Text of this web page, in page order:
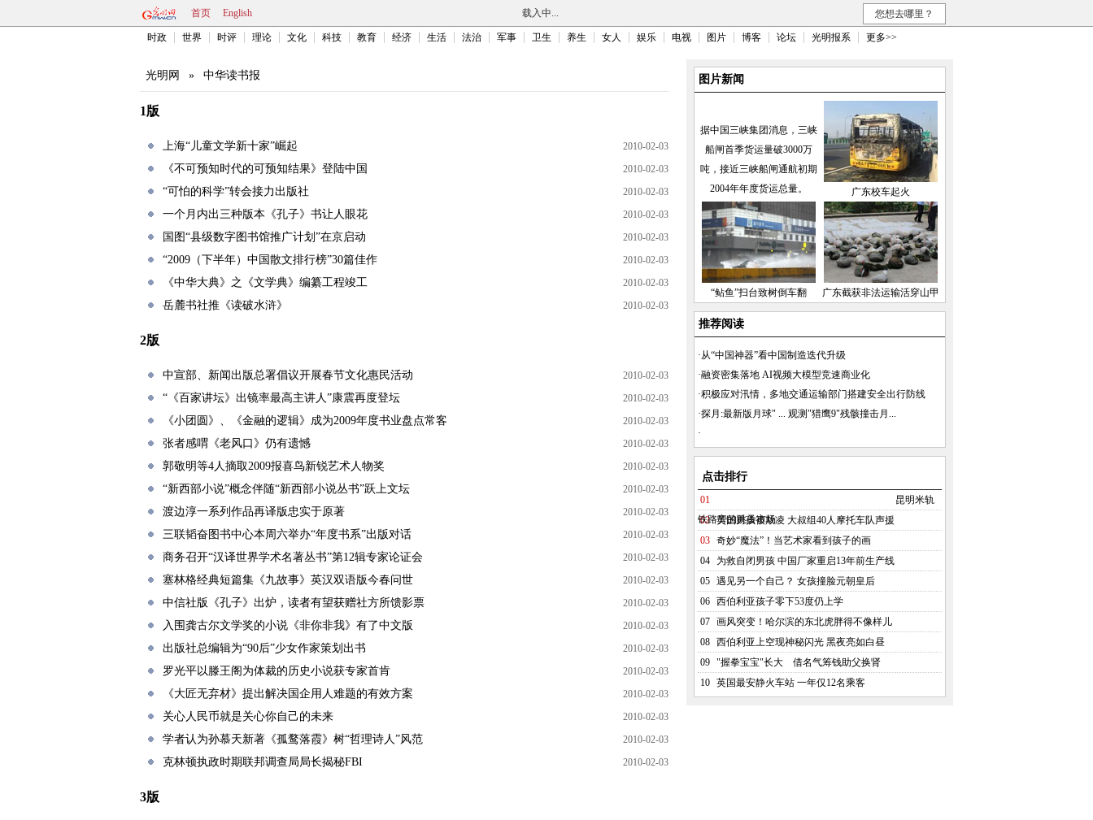
首页 English 载入中... 您想去哪里？
时政 世界 时评 理论 文化 科技 教育 经济 生活 法治 军事 卫生 养生 女人 娱乐 电视 图片 博客 论坛 光明报系 更多>>
光明网 » 中华读书报
1版
上海“儿童文学新十家”崛起 2010-02-03
《不可预知时代的可预知结果》登陆中国 2010-02-03
“可怕的科学”转会接力出版社 2010-02-03
一个月内出三种版本《孔子》书让人眼花 2010-02-03
国图“县级数字图书馆推广计划”在京启动 2010-02-03
“2009（下半年）中国散文排行榜”30篇佳作 2010-02-03
《中华大典》之《文学典》编纂工程竣工 2010-02-03
岳麓书社推《读破水浒》 2010-02-03
2版
中宣部、新闻出版总署倡议开展春节文化惠民活动 2010-02-03
“《百家讲坛》出镜率最高主讲人”康震再度登坛 2010-02-03
《小团圆》、《金融的逻辑》成为2009年度书业盘点常客 2010-02-03
张者感喟《老风口》仍有遗憾 2010-02-03
郭敬明等4人摘取2009报喜鸟新锐艺术人物奖 2010-02-03
“新西部小说”概念伴随“新西部小说丛书”跃上文坛 2010-02-03
渡边淳一系列作品再译版忠实于原著 2010-02-03
三联韬奋图书中心本周六举办“年度书系”出版对话 2010-02-03
商务召开“汉译世界学术名著丛书”第12辑专家论证会 2010-02-03
塞林格经典短篇集《九故事》英汉双语版今春问世 2010-02-03
中信社版《孔子》出炉，读者有望获赠社方所馈影票 2010-02-03
入围龚古尔文学奖的小说《非你非我》有了中文版 2010-02-03
出版社总编辑为“90后”少女作家策划出书 2010-02-03
罗光平以滕王阁为体裁的历史小说获专家首肯 2010-02-03
《大匠无弃材》提出解决国企用人难题的有效方案 2010-02-03
关心人民币就是关心你自己的未来 2010-02-03
学者认为孙慕天新著《孤鹜落霞》树“哲理诗人”风范 2010-02-03
克林顿执政时期联邦调查局局长揭秘FBI 2010-02-03
3版
图片新闻
据中国三峡集团消息，三峡
船闸首季货运量破3000万
吨，接近三峡船闸通航初期
2004年年度货运总量。
广东校车起火
“鲇鱼”扫台致树倒车翻 广东截获非法运输活穿山甲
推荐阅读
·从“中国神器”看中国制造迭代升级
·融资密集落地 AI视频大模型竞速商业化
·积极应对汛情，多地交通运输部门搭建安全出行防线
·探月:最新版月球" ... 观测"猎鹰9"残骸撞击月...
·
点击排行
01
昆明米轨
铁路旁的跳蚤市场
02 英国男孩被欺凌 大叔组40人摩托车队声援
03 奇妙“魔法”！当艺术家看到孩子的画
04
为救自闭男孩 中国厂家重启13年前生产线
05 遇见另一个自己？ 女孩撞脸元朝皇后
06 西伯利亚孩子零下53度仍上学
07 画风突变！哈尔滨的东北虎胖得不像样儿
08 西伯利亚上空现神秘闪光 黑夜亮如白昼
09 "握拳宝宝"长大 借名气筹钱助父换肾
10 英国最安静火车站 一年仅12名乘客